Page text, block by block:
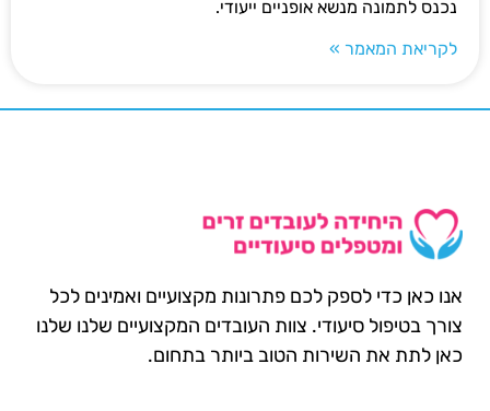
נכנס לתמונה מנשא אופניים ייעודי.
לקריאת המאמר »
אנו כאן כדי לספק לכם פתרונות מקצועיים ואמינים לכל
צורך בטיפול סיעודי. צוות העובדים המקצועיים שלנו שלנו
כאן לתת את השירות הטוב ביותר בתחום.